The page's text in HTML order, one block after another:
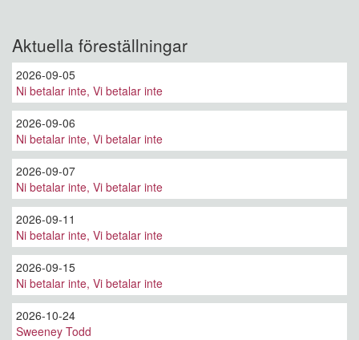
Aktuella föreställningar
2026-09-05
Ni betalar inte, Vi betalar inte
2026-09-06
Ni betalar inte, Vi betalar inte
2026-09-07
Ni betalar inte, Vi betalar inte
2026-09-11
Ni betalar inte, Vi betalar inte
2026-09-15
Ni betalar inte, Vi betalar inte
2026-10-24
Sweeney Todd